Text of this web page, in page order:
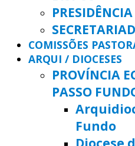
PRESIDÊNCIA
COMISSÕES
ARQUI / DIOCESES
PROVÍNCIA
PASSO
Fundo